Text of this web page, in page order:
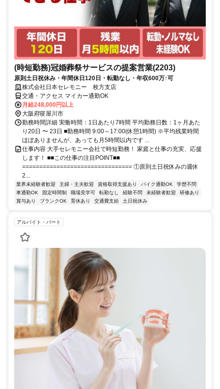
(時短勤務)冠婚葬祭サービスの提案営業(2203)
原則土日祝休み・年間休日120日・転勤なし・年収600万↑可
株式会社日本セレモニー 枚方支店
交通・アクセス マイカー通勤OK
月給248,000円以上
大阪府寝屋川市
勤務時間詳細 実働時間：1日あたり7時間 平均勤務日数：1ヶ月あた
り20日 〜 23日 ■勤務時間 9:00～17:00(休憩1時間) ※平均残業時間
ほぼありませんが、あっても月5時間以内です ...
仕事内容 大手セレモニー会社で時短勤務！ 家庭と仕事の充実、応援
します！ ■■この仕事の注目POINT■■
================================ ①原則土日祝休みの週休
2...
業界未経験者歓迎 主婦・主夫歓迎 資格取得支援あり バイク通勤OK
学歴不問
車通勤OK
固定時間制 職場見学可 転勤なし 経験不問 未経験者歓迎
研修あり
賞与あり
ブランクOK 育休あり 交通費支給 土日祝休み
アルバイト・パート